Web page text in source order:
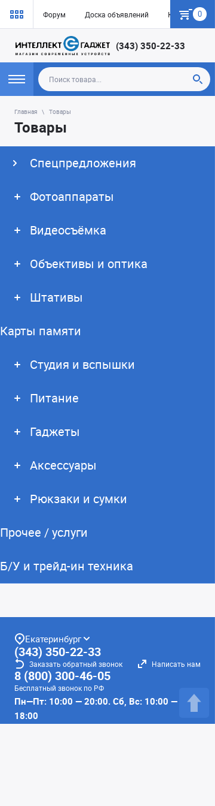
Форум Доска объявлений Как купить
0
(343) 350-22-33
Главная Товары
Товары
Спецпредложения
Фотоаппараты
Видеосъёмка
Объективы и оптика
Штативы
Карты памяти
Студия и вспышки
Питание
Гаджеты
Аксессуары
Рюкзаки и сумки
Прочее / услуги
Б/У и трейд-ин техника
Екатеринбург
(343) 350-22-33
Заказать обратный звонок Написать нам
8 (800) 300-46-05
Бесплатный звонок по РФ
Пн—Пт: 10:00 — 20:00. Сб, Вс: 10:00 —
18:00